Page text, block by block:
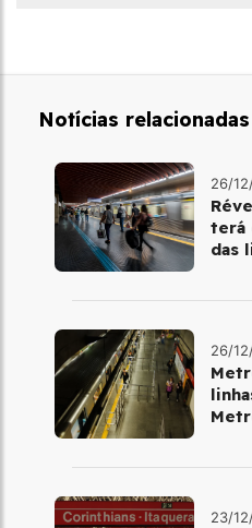
Notícias relacionadas
26/
terá
das
26/
23/